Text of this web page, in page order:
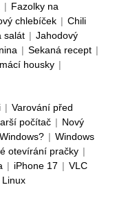
| Fazolky na
chlebíček | Chili
salát | Jahodový
| Sekaná recept |
housky |
| Varování před
počítač | Nový
| Windows
otevírání pračky |
| iPhone 17 | VLC
Linux